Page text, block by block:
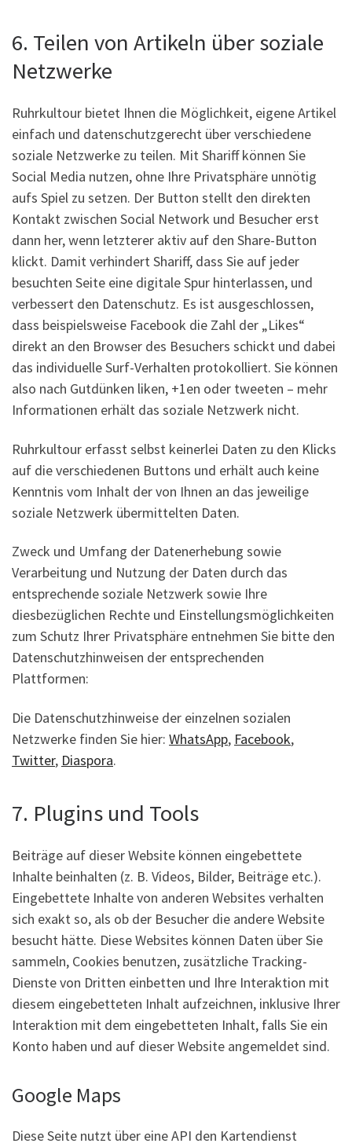
6. Teilen von Artikeln über soziale
Netzwerke
Ruhrkultour bietet Ihnen die Möglichkeit, eigene Artikel
einfach und datenschutzgerecht über verschiedene
soziale Netzwerke zu teilen. Mit Shariff können Sie
Social Media nutzen, ohne Ihre Privatsphäre unnötig
aufs Spiel zu setzen. Der Button stellt den direkten
Kontakt zwischen Social Network und Besucher erst
dann her, wenn letzterer aktiv auf den Share-Button
klickt. Damit verhindert Shariff, dass Sie auf jeder
besuchten Seite eine digitale Spur hinterlassen, und
verbessert den Datenschutz. Es ist ausgeschlossen,
dass beispielsweise Facebook die Zahl der „Likes“
direkt an den Browser des Besuchers schickt und dabei
das individuelle Surf-Verhalten protokolliert. Sie können
also nach Gutdünken liken, +1en oder tweeten – mehr
Informationen erhält das soziale Netzwerk nicht.
Ruhrkultour erfasst selbst keinerlei Daten zu den Klicks
auf die verschiedenen Buttons und erhält auch keine
Kenntnis vom Inhalt der von Ihnen an das jeweilige
soziale Netzwerk übermittelten Daten.
Zweck und Umfang der Datenerhebung sowie
Verarbeitung und Nutzung der Daten durch das
entsprechende soziale Netzwerk sowie Ihre
diesbezüglichen Rechte und Einstellungsmöglichkeiten
zum Schutz Ihrer Privatsphäre entnehmen Sie bitte den
Datenschutzhinweisen der entsprechenden
Plattformen:
Die Datenschutzhinweise der einzelnen sozialen
Netzwerke finden Sie hier: WhatsApp, Facebook,
Twitter, Diaspora.
7. Plugins und Tools
Beiträge auf dieser Website können eingebettete
Inhalte beinhalten (z. B. Videos, Bilder, Beiträge etc.).
Eingebettete Inhalte von anderen Websites verhalten
sich exakt so, als ob der Besucher die andere Website
besucht hätte. Diese Websites können Daten über Sie
sammeln, Cookies benutzen, zusätzliche Tracking-
Dienste von Dritten einbetten und Ihre Interaktion mit
diesem eingebetteten Inhalt aufzeichnen, inklusive Ihrer
Interaktion mit dem eingebetteten Inhalt, falls Sie ein
Konto haben und auf dieser Website angemeldet sind.
Google Maps
Diese Seite nutzt über eine API den Kartendienst